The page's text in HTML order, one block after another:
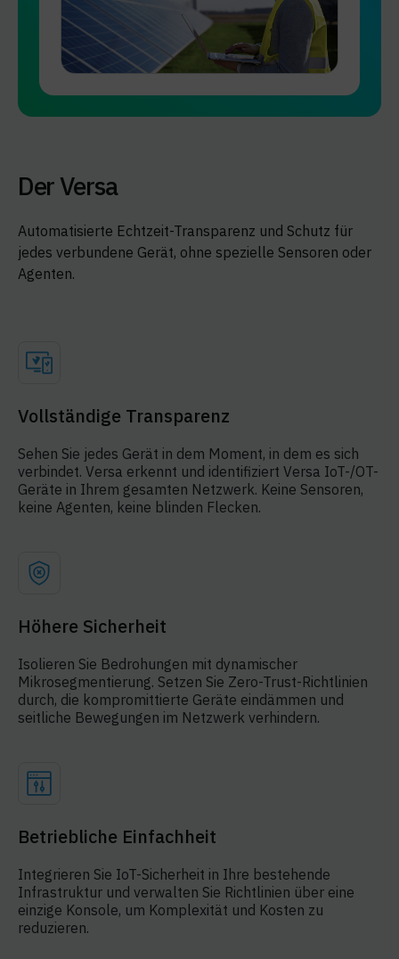
Der Versa
Automatisierte Echtzeit-Transparenz und Schutz für
jedes verbundene Gerät, ohne spezielle Sensoren oder
Agenten.
Vollständige Transparenz
Sehen Sie jedes Gerät in dem Moment, in dem es sich
verbindet. Versa erkennt und identifiziert Versa IoT-/OT-
Geräte in Ihrem gesamten Netzwerk. Keine Sensoren,
keine Agenten, keine blinden Flecken.
Höhere Sicherheit
Isolieren Sie Bedrohungen mit dynamischer
Mikrosegmentierung. Setzen Sie Zero-Trust-Richtlinien
durch, die kompromittierte Geräte eindämmen und
seitliche Bewegungen im Netzwerk verhindern.
Betriebliche Einfachheit
Integrieren Sie IoT-Sicherheit in Ihre bestehende
Infrastruktur und verwalten Sie Richtlinien über eine
einzige Konsole, um Komplexität und Kosten zu
reduzieren.